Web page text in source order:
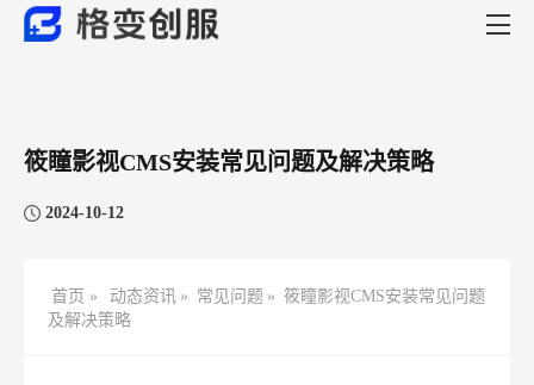
筱瞳影视CMS安装常见问题及解决策略
2024-10-12
首页 » 动态资讯 » 常见问题 » 筱瞳影视CMS安装常见问题
及解决策略